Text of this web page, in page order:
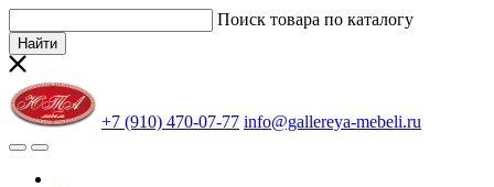
Поиск товара по каталогу
Найти
+7 (910) 470-07-77 info@gallereya-mebeli.ru